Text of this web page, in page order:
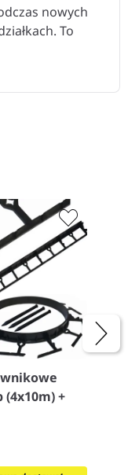
nowych
To
(4x10m) +